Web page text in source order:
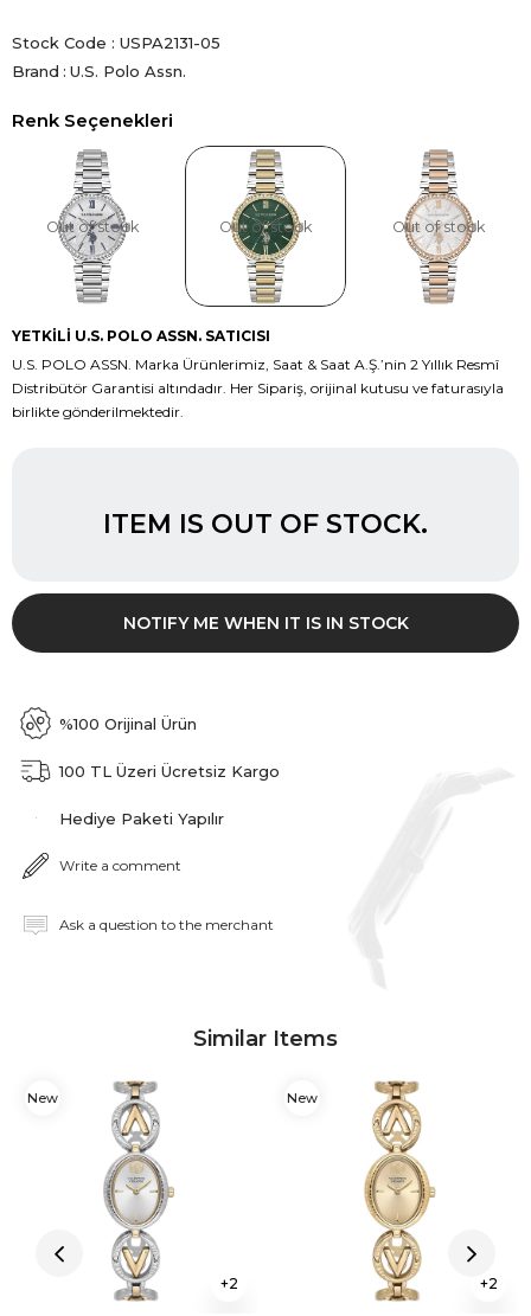
Stock Code
USPA2131-05
Brand : U.S. Polo Assn.
Renk Seçenekleri
Out of stock Out of stock Out of stock
YETKİLİ U.S. POLO ASSN. SATICISI
U.S. POLO ASSN. Marka Ürünlerimiz, Saat & Saat A.Ş.’nin 2 Yıllık Resmî
Distribütör Garantisi altındadır. Her Sipariş, orijinal kutusu ve faturasıyla
birlikte gönderilmektedir.
ITEM IS OUT OF STOCK.
NOTIFY ME WHEN IT IS IN STOCK
%100 Orijinal Ürün
100 TL Üzeri Ücretsiz Kargo
Hediye Paketi Yapılır
Write a comment
Ask a question to the merchant
Similar Items
2
New
2
New